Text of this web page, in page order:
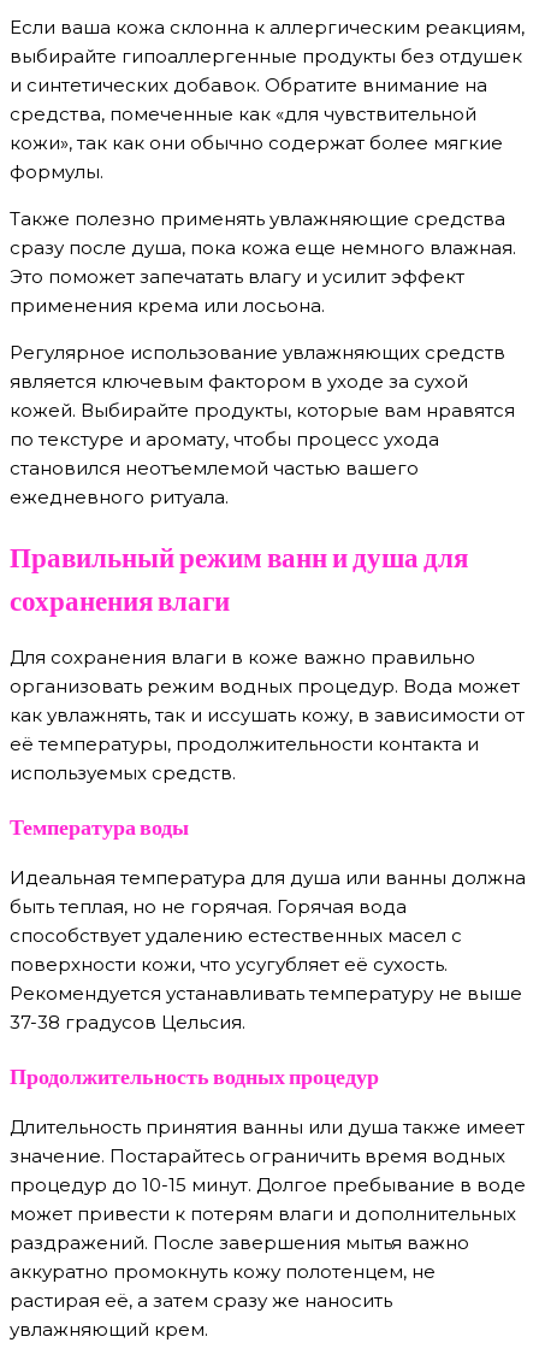
Если ваша кожа склонна к аллергическим реакциям,
выбирайте гипоаллергенные продукты без отдушек
и синтетических добавок. Обратите внимание на
средства, помеченные как «для чувствительной
кожи», так как они обычно содержат более мягкие
формулы.
Также полезно применять увлажняющие средства
сразу после душа, пока кожа еще немного влажная.
Это поможет запечатать влагу и усилит эффект
применения крема или лосьона.
Регулярное использование увлажняющих средств
является ключевым фактором в уходе за сухой
кожей. Выбирайте продукты, которые вам нравятся
по текстуре и аромату, чтобы процесс ухода
становился неотъемлемой частью вашего
ежедневного ритуала.
Правильный режим ванн и душа для
сохранения влаги
Для сохранения влаги в коже важно правильно
организовать режим водных процедур. Вода может
как увлажнять, так и иссушать кожу, в зависимости от
её температуры, продолжительности контакта и
используемых средств.
Температура воды
Идеальная температура для душа или ванны должна
быть теплая, но не горячая. Горячая вода
способствует удалению естественных масел с
поверхности кожи, что усугубляет её сухость.
Рекомендуется устанавливать температуру не выше
37-38 градусов Цельсия.
Продолжительность водных процедур
Длительность принятия ванны или душа также имеет
значение. Постарайтесь ограничить время водных
процедур до 10-15 минут. Долгое пребывание в воде
может привести к потерям влаги и дополнительных
раздражений. После завершения мытья важно
аккуратно промокнуть кожу полотенцем, не
растирая её, а затем сразу же наносить
увлажняющий крем.